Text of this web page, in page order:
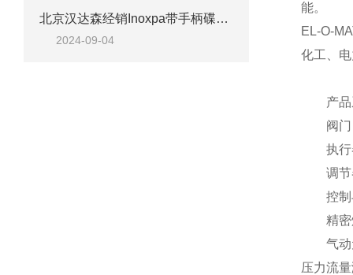
北京汉达森经销Inoxpa带手柄碟阀——高品质流体控制解决方案
2024-09-04
能。
EL-O-
化工、
产品
阀门
执行
调节
控制
精密
气动
压力流